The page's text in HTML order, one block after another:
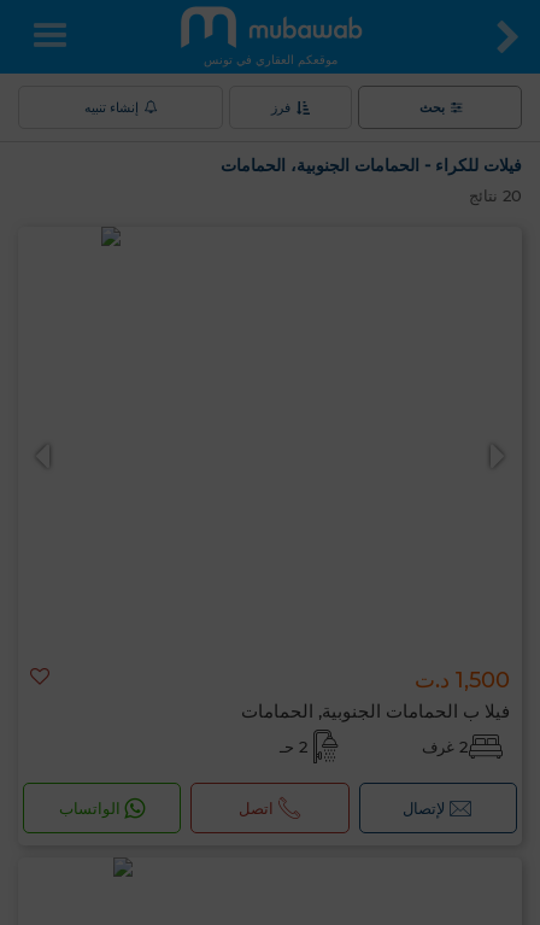
موقعكم العقاري في تونس
بحث فرز إنشاء تنبيه
فيلات للكراء - الحمامات الجنوبية، الحمامات
20 نتائج
1,500 د.ت
فيلا ب الحمامات الجنوبية, الحمامات
2 غرف 2 حـ
لإتصال اتصل الواتساب